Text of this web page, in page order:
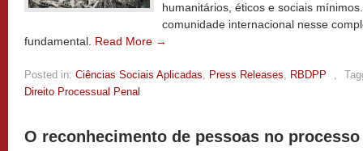
humanitários, éticos e sociais
comunidade internacional nesse
fundamental. Read More →
Posted in: Ciências Sociais Aplicadas, Press Releases, RBDPP ,
Direito Processual Penal
O reconhecimento de pessoas no